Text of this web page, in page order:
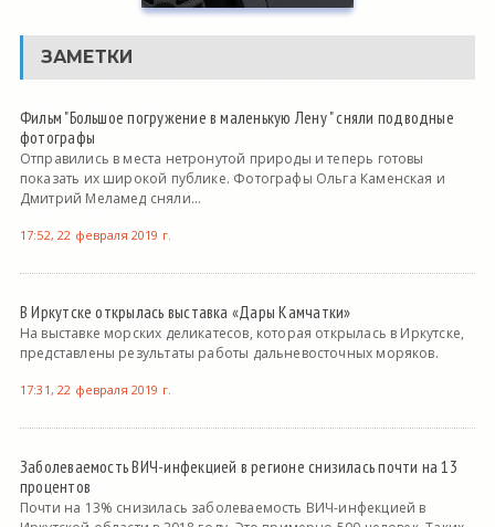
ЗАМЕТКИ
Фильм "Большое погружение в маленькую Лену " сняли подводные
фотографы
Отправились в места нетронутой природы и теперь готовы
показать их широкой публике. Фотографы Ольга Каменская и
Дмитрий Меламед сняли...
17:52, 22 февраля 2019 г.
В Иркутске открылась выставка «Дары Камчатки»
На выставке морских деликатесов, которая открылась в Иркутске,
представлены результаты работы дальневосточных моряков.
17:31, 22 февраля 2019 г.
Заболеваемость ВИЧ-инфекцией в регионе снизилась почти на 13
процентов
Почти на 13% снизилась заболеваемость ВИЧ-инфекцией в